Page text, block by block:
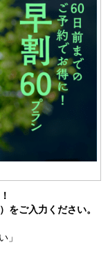
ご入力ください。​
」